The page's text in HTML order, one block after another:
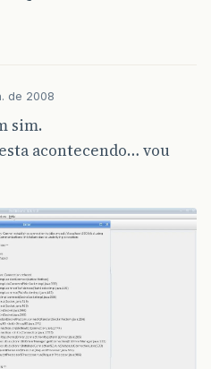
de 2008
sim.
acontecendo… vou